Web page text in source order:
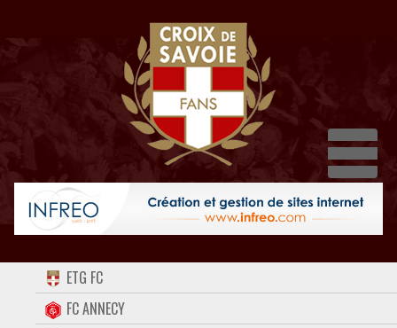
ACCUEIL
FORUM
ETG FC
FC ANNECY